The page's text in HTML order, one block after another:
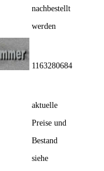
nachbestellt
werden
1163280684
aktuelle
Preise und
Bestand
siehe